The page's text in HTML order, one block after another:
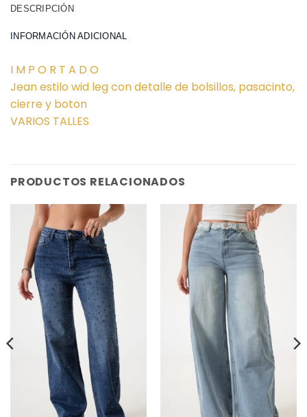
DESCRIPCIÓN
INFORMACIÓN ADICIONAL
I M P O R T A D O
Jean estilo wid leg con detalle de bolsillos, pasacinto,
cierre y boton
VARIOS TALLES
PRODUCTOS RELACIONADOS